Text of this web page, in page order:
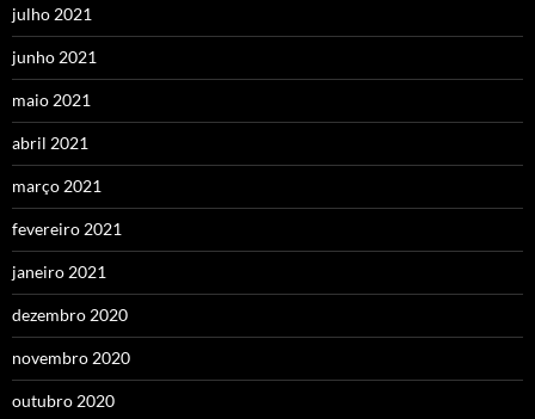
julho 2021
junho 2021
maio 2021
abril 2021
março 2021
fevereiro 2021
janeiro 2021
dezembro 2020
novembro 2020
outubro 2020